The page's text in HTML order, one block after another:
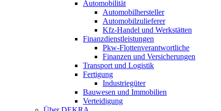
Automobilität
Automobilhersteller
Automobilzulieferer
Kfz-Handel und Werkstätten
Finanzdienstleistungen
Pkw‑Flottenverantwortliche
Finanzen und Versicherungen
Transport und Logistik
Fertigung
Industriegüter
Bauwesen und Immobilien
Verteidigung